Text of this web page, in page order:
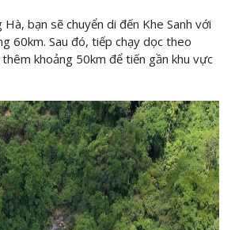
bạn sẽ chuyển di đến Khe Sanh với
60km. Sau đó, tiếp chạy dọc theo
khoảng 50km để tiến gần khu vực